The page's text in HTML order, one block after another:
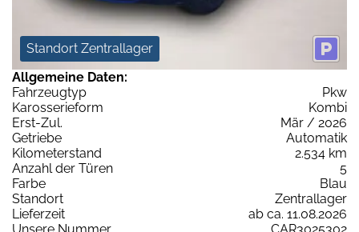
Standort Zentrallager
Allgemeine Daten:
Fahrzeugtyp
Pkw
Karosserieform
Kombi
Erst-Zul.
Mär / 2026
Getriebe
Automatik
Kilometerstand
2.534 km
Anzahl der Türen
5
Farbe
Blau
Standort
Zentrallager
Lieferzeit
ab ca. 11.08.2026